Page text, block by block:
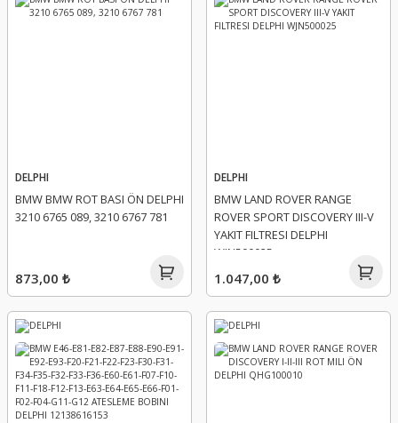
DELPHI
BMW BMW ROT BASI ÖN DELPHI
3210 6765 089, 3210 6767 781
873,00 ₺
DELPHI
BMW LAND ROVER RANGE
ROVER SPORT DISCOVERY III-V
YAKIT FILTRESI DELPHI
WJN500025
1.047,00 ₺